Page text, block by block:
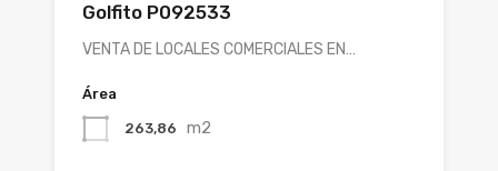
Golfito P092533
VENTA DE LOCALES COMERCIALES EN…
Área
263,86 m2